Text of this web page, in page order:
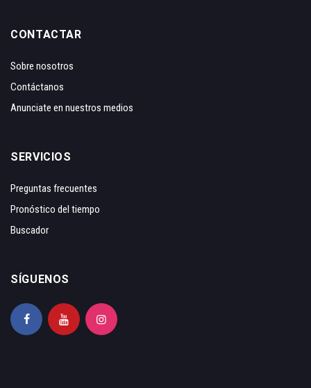
CONTACTAR
Sobre nosotros
Contáctanos
Anunciate en nuestros medios
SERVICIOS
Preguntas frecuentes
Pronóstico del tiempo
Buscador
SÍGUENOS